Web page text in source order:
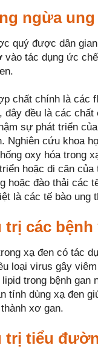
ngừa
quý được dân
vào tác dụng ức
chất chính là các
đây đều là các
sự phát triển
Nghiên cứu khoa
oxy hóa trong
hoặc di căn của
hoặc đào thải các
là các tế bào ung
các bệnh
xạ đen có tác
loại virus gây
trong bệnh gan
tính dùng xạ đen
xơ gan.
trị tiểu